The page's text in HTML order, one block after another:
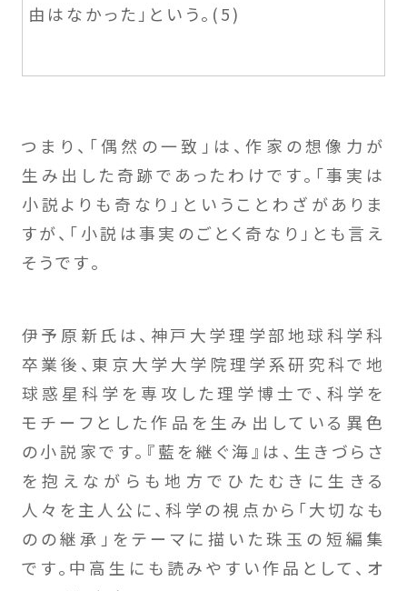
由はなかった」という。(5)
つまり、「偶然の一致」は、作家の想像力が
生み出した奇跡であったわけです。「事実は
小説よりも奇なり」ということわざがありま
すが、「小説は事実のごとく奇なり」とも言え
そうです。
伊予原新氏は、神戸大学理学部地球科学科
卒業後、東京大学大学院理学系研究科で地
球惑星科学を専攻した理学博士で、科学を
モチーフとした作品を生み出している異色
の小説家です。『藍を継ぐ海』は、生きづらさ
を抱えながらも地方でひたむきに生きる
人々を主人公に、科学の視点から「大切なも
のの継承」をテーマに描いた珠玉の短編集
です。中高生にも読みやすい作品として、オ